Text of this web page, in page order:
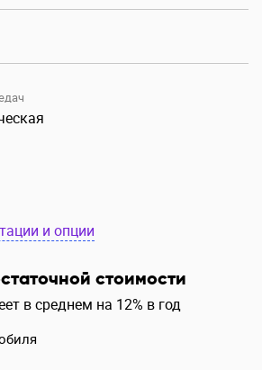
и опции
стоимости
в среднем на 12% в год